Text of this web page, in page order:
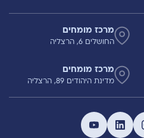
מרכז מומחים
החושלים 6, הרצליה
מרכז מומחים
מדינת היהודים 89, הרצליה